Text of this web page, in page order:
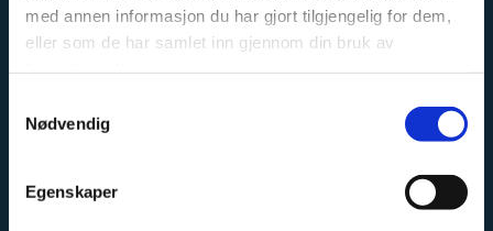
med annen informasjon du har gjort tilgjengelig for dem,
eller som de har samlet inn gjennom din bruk av
Nødvendig
Egenskaper
Kremmertorvet Sport og Fritid er en fagbutikk, med
stort fokus på sykkel, langrenn og fiske. Vi har erfarne
ansatte, med stor faglig kunnskap innen sine
proffesjonelle sykkellag.